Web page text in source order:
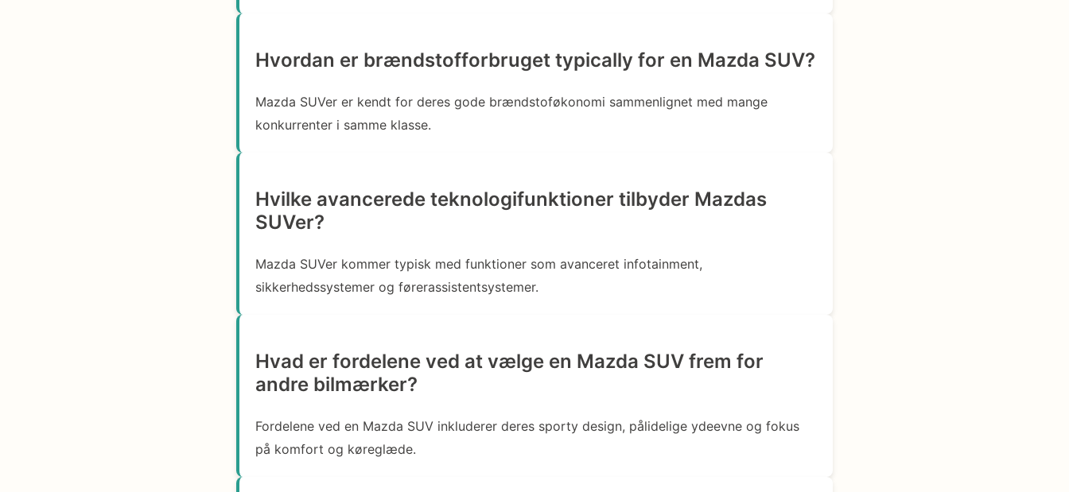
Hvordan er brændstofforbruget typically for en Mazda SUV?
Mazda SUVer er kendt for deres gode brændstoføkonomi sammenlignet med mange
konkurrenter i samme klasse.
Hvilke avancerede teknologifunktioner tilbyder Mazdas
SUVer?
Mazda SUVer kommer typisk med funktioner som avanceret infotainment,
sikkerhedssystemer og førerassistentsystemer.
Hvad er fordelene ved at vælge en Mazda SUV frem for
andre bilmærker?
Fordelene ved en Mazda SUV inkluderer deres sporty design, pålidelige ydeevne og fokus
på komfort og køreglæde.